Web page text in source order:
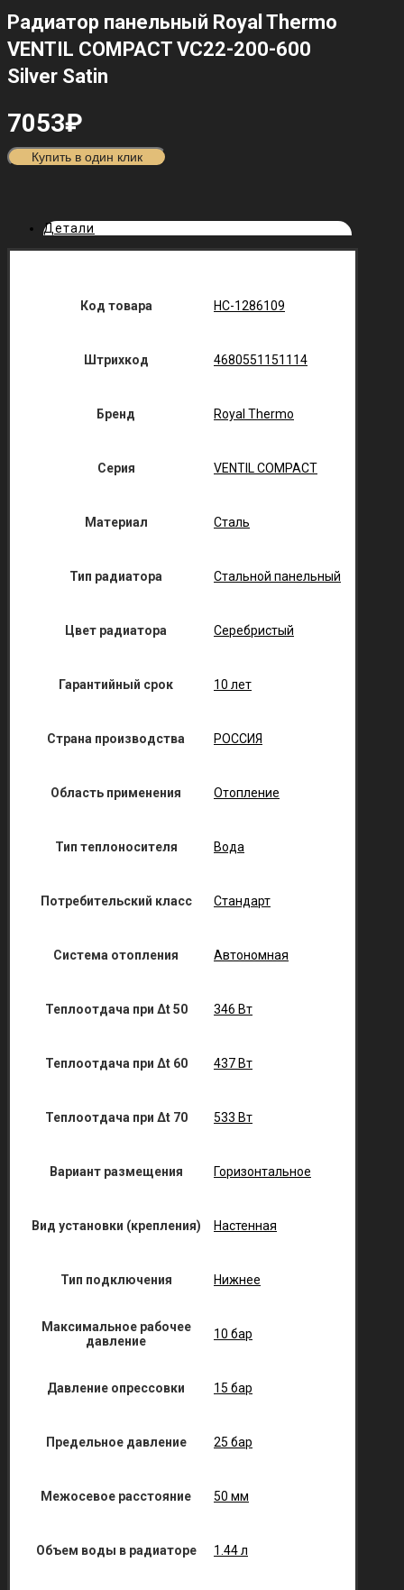
Радиатор панельный Royal Thermo
VENTIL COMPACT VC22-200-600
Silver Satin
7053₽
Купить в один клик
Детали
Код товара НС-1286109
Штрихкод 4680551151114
Бренд Royal Thermo
Серия VENTIL COMPACT
Материал Сталь
Тип радиатора Стальной панельный
Цвет радиатора Серебристый
Гарантийный срок 10 лет
Страна производства РОССИЯ
Область применения Отопление
Тип теплоносителя Вода
Потребительский класс Стандарт
Система отопления Автономная
Теплоотдача при Δt 50 346 Вт
Теплоотдача при Δt 60 437 Вт
Теплоотдача при Δt 70 533 Вт
Вариант размещения Горизонтальное
Вид установки (крепления) Настенная
Тип подключения Нижнее
Максимальное рабочее
давление
10 бар
Давление опрессовки 15 бар
Предельное давление 25 бар
Межосевое расстояние 50 мм
Объем воды в радиаторе 1.44 л